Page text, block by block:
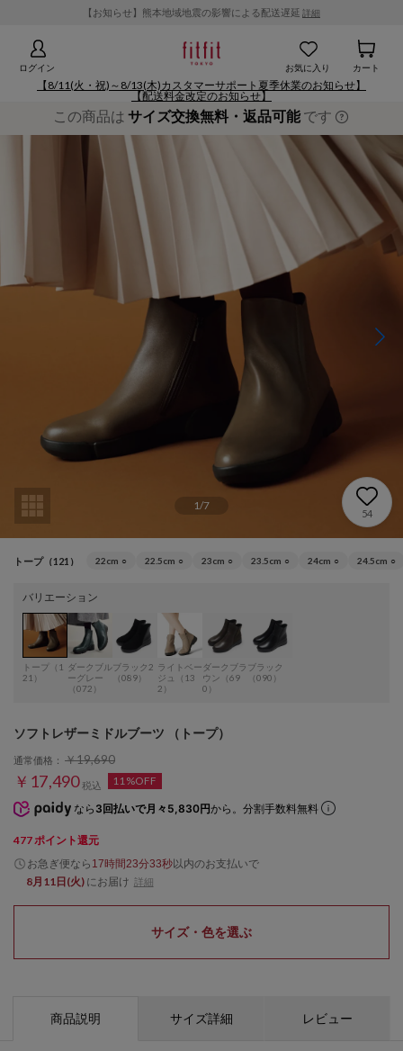
【お知らせ】熊本地域地震の影響による配送遅延 詳細
ログイン お気に入り カート
【8/11(火・祝)～8/13(木)カスタマーサポート夏季休業のお知らせ】
【配送料金改定のお知らせ】
この商品は サイズ交換無料・返品可能です
1/7
54
トープ（121） 22cm ○ 22.5cm ○ 23cm ○ 23.5cm ○ 24cm ○ 24.5cm ○
バリエーション
トープ（1
21）
ダークブル
ーグレー
（072）
ブラック2
（089）
ライトベー
ジュ（13
2）
ダークブラ
ウン（69
0）
ブラック
（090）
ソフトレザーミドルブーツ （トープ）
通常価格： ￥19,690
￥17,490税込 11%OFF
なら 3回払いで月々5,830円から。分割手数料無料
477 ポイント還元
お急ぎ便なら 17時間23分33秒以内のお支払いで
8月11日(火) にお届け 詳細
サイズ・色を選ぶ
商品説明 サイズ詳細 レビュー